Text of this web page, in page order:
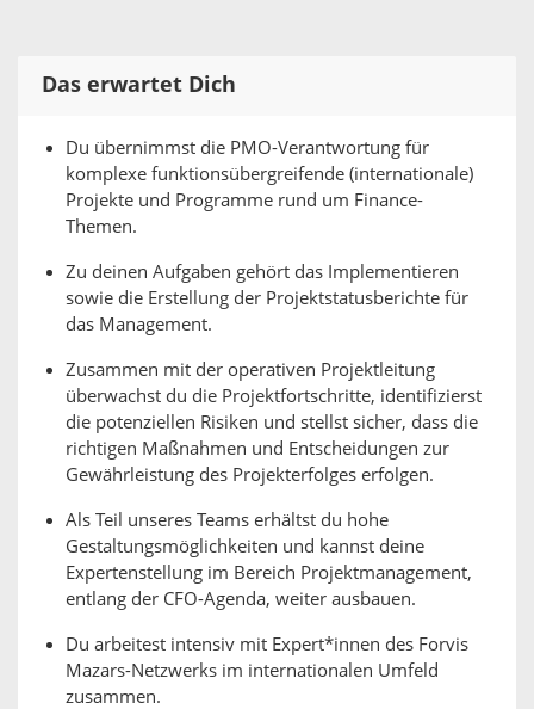
Das erwartet Dich
Du übernimmst die PMO-Verantwortung für
komplexe funktionsübergreifende (internationale)
Projekte und Programme rund um Finance-
Themen.
Zu deinen Aufgaben gehört das Implementieren
sowie die Erstellung der Projektstatusberichte für
das Management.
Zusammen mit der operativen Projektleitung
überwachst du die Projektfortschritte, identifizierst
die potenziellen Risiken und stellst sicher, dass die
richtigen Maßnahmen und Entscheidungen zur
Gewährleistung des Projekterfolges erfolgen.
Als Teil unseres Teams erhältst du hohe
Gestaltungsmöglichkeiten und kannst deine
Expertenstellung im Bereich Projektmanagement,
entlang der CFO-Agenda, weiter ausbauen.
Du arbeitest intensiv mit Expert*innen des Forvis
Mazars-Netzwerks im internationalen Umfeld
zusammen.